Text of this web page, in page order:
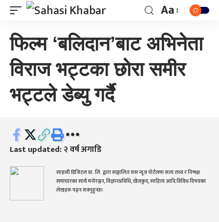
Aa
फिल्म ‘बलिदान’बाट अभिनेता
विराज भट्टका छोरा समीर
भट्टले डेब्यु गर्दै
Last updated: २ वर्ष अगाडि
साहसी डिजिटल प्रा. लि. द्वारा सञ्चालित यस न्यूज पोर्टलमा सत्य तथ्य र निष्पक्ष
समाचारका साथै मनोरञ्जन, विज्ञानप्रविधि, खेलकुद, साहित्य आदि विविध विषयका
लेखहरू पढ्न सक्नुहुन्छ।